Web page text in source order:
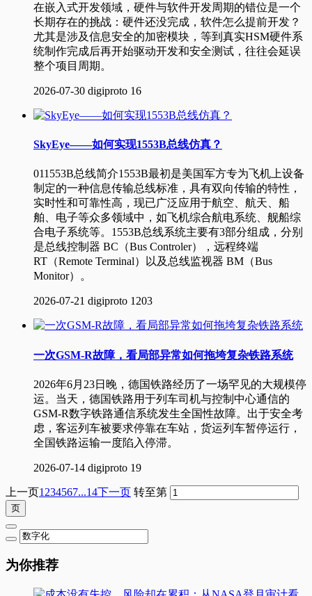
在嵌入式开发领域，硬件与软件开发周期的错位是一个
长期存在的挑战：硬件还没完成，软件怎么提前开发？
尤其是涉及信息安全的加密模块，等到真实HSM硬件系
统制作完成后再开始驱动开发和安全测试，往往会延误
整个项目周期。
2026-07-30 digiproto 16
SkyEye——如何实现1553B总线仿真？
011553B总线简介1553B最初是美国军方专为飞机上设备
制定的一种信息传输总线标准，具有双向传输的特性，
实时性和可靠性高，现已广泛应用于航空、航天、船
舶、电子等众多领域中，如飞机综合航电系统、舰船综
合电子系统等。1553B总线系统主要有3部分组成，分别
是总线控制器 BC（Bus Controler），远程终端
RT（Remote Terminal）以及总线监视器 BM（Bus
Monitor）。
2026-07-21 digiproto 1203
一次GSM-R故障，看局部异常如何拖垮复杂铁路系统
2026年6月23日晚，德国铁路经历了一场罕见的大规模停
运。当天，德国铁路用于列车司机与控制中心通信的
GSM-R数字铁路通信系统发生全国性故障。出于安全考
虑，客运列车被要求停靠在车站，货运列车暂停运行，
全国铁路运输一度陷入停滞。
2026-07-14 digiproto 19
上一页1 234567...14下一页 转至第
为你推荐